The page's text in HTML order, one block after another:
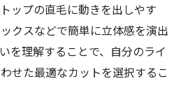
ップの直毛に動きを出しやす
クスなどで簡単に立体感を演出
を理解することで、自分のライ
せた最適なカットを選択するこ